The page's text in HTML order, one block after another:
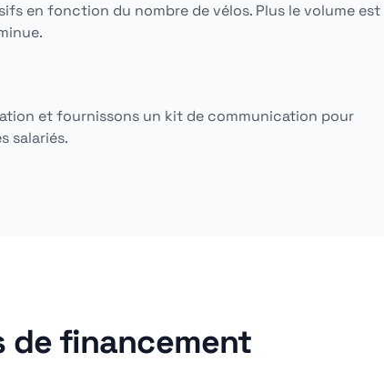
en fonction du nombre de vélos. Plus le volume est
et fournissons un kit de communication pour
salariés.
de financement